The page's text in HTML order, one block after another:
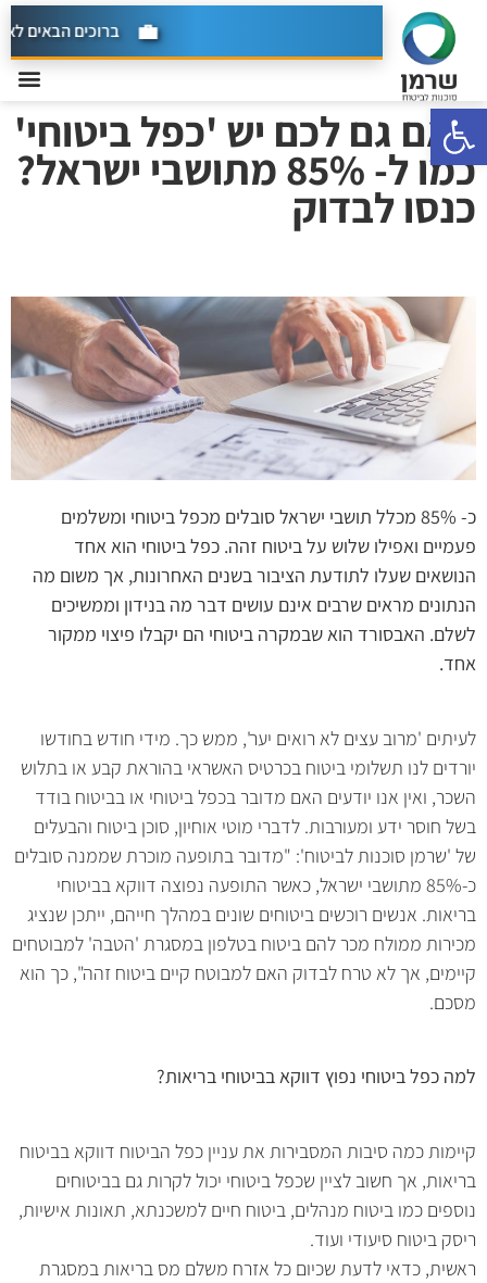
פתח סרגל נגישות
ברוכים הבאים
האם גם לכם יש 'כפל ביטוחי'
כמו ל- 85% מתושבי ישראל?
כנסו לבדוק
כ- 85% מכלל תושבי ישראל סובלים מכפל ביטוחי ומשלמים
פעמיים ואפילו שלוש על ביטוח זהה. כפל ביטוחי הוא אחד
הנושאים שעלו לתודעת הציבור בשנים האחרונות, אך משום מה
הנתונים מראים שרבים אינם עושים דבר מה בנידון וממשיכים
לשלם. האבסורד הוא שבמקרה ביטוחי הם יקבלו פיצוי ממקור
אחד.
לעיתים 'מרוב עצים לא רואים יער', ממש כך. מידי חודש בחודשו
יורדים לנו תשלומי ביטוח בכרטיס האשראי בהוראת קבע או בתלוש
השכר, ואין אנו יודעים האם מדובר בכפל ביטוחי או בביטוח בודד
בשל חוסר ידע ומעורבות. לדברי מוטי אוחיון, סוכן ביטוח והבעלים
של 'שרמן סוכנות לביטוח': "מדובר בתופעה מוכרת שממנה סובלים
כ-85% מתושבי ישראל, כאשר התופעה נפוצה דווקא בביטוחי
בריאות. אנשים רוכשים ביטוחים שונים במהלך חייהם, ייתכן שנציג
מכירות ממולח מכר להם ביטוח בטלפון במסגרת 'הטבה' למבוטחים
קיימים, אך לא טרח לבדוק האם למבוטח קיים ביטוח זהה", כך הוא
מסכם.
למה כפל ביטוחי נפוץ דווקא בביטוחי בריאות?
קיימות כמה סיבות המסבירות את עניין כפל הביטוח דווקא בביטוח
בריאות, אך חשוב לציין שכפל ביטוחי יכול לקרות גם בביטוחים
נוספים כמו ביטוח מנהלים, ביטוח חיים למשכנתא, תאונות אישיות,
ריסק ביטוח סיעודי ועוד.
ראשית, כדאי לדעת שכיום כל אזרח משלם מס בריאות במסגרת